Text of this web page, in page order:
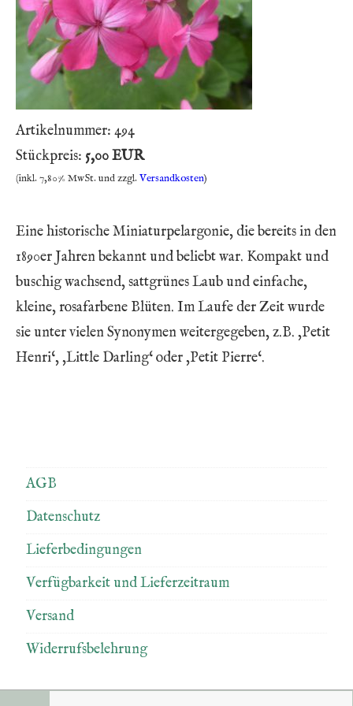
Artikelnummer: 494
Stückpreis: 5,00 EUR
(inkl. 7,80% MwSt. und zzgl.Versandkosten)
Eine historische Miniaturpelargonie, die bereits in den
1890er Jahren bekannt und beliebt war. Kompakt und
buschig wachsend, sattgrünes Laub und einfache,
kleine, rosafarbene Blüten. Im Laufe der Zeit wurde
sie unter vielen Synonymen weitergegeben, z.B. ‚Petit
Henri‘, ‚Little Darling‘ oder ‚Petit Pierre‘.
AGB
Datenschutz
Lieferbedingungen
Verfügbarkeit und Lieferzeitraum
Versand
Widerrufsbelehrung